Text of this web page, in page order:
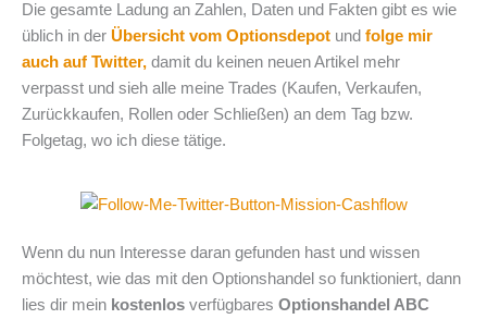
Die gesamte Ladung an Zahlen, Daten und Fakten gibt es wie
üblich in der Übersicht vom Optionsdepot und folge mir
auch auf Twitter, damit du keinen neuen Artikel mehr
verpasst und sieh alle meine Trades (Kaufen, Verkaufen,
Zurückkaufen, Rollen oder Schließen) an dem Tag bzw.
Folgetag, wo ich diese tätige.
Wenn du nun Interesse daran gefunden hast und wissen
möchtest, wie das mit den Optionshandel so funktioniert, dann
lies dir mein kostenlos verfügbares Optionshandel ABC